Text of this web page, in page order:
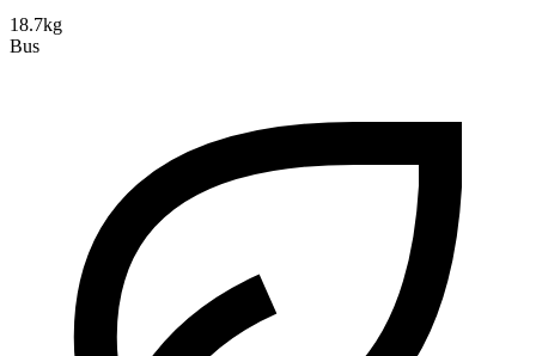
18.7kg
Bus